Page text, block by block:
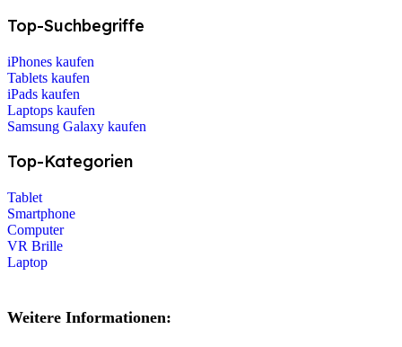
Top-Suchbegriffe
iPhones kaufen
Tablets kaufen
iPads kaufen
Laptops kaufen
Samsung Galaxy kaufen
Top-Kategorien
Tablet
Smartphone
Computer
VR Brille
Laptop
Weitere Informationen: